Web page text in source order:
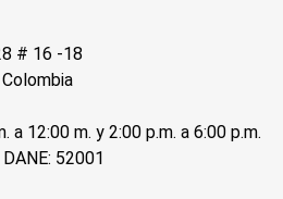
# 16 -18
a 12:00 m. y 2:00 p.m. a 6:00 p.m.
52001